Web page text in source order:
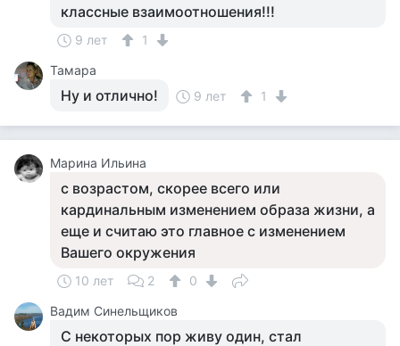
классные взаимоотношения!!!
9 лет
1
Тамара
Ну и отлично! 9 лет 1
Марина Ильина
с возрастом, скорее всего или
кардинальным изменением образа жизни, а
еще и считаю это главное с изменением
Вашего окружения
10 лет 2
0
Вадим Синельщиков
С некоторых пор живу один, стал